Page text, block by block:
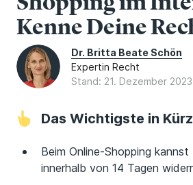
Kenne Deine
Dr. Britta Beate Schön
Expertin Recht
Stand: 21. Dezember 2023
Das Wichtigste in
Beim Online-Shopping
innerhalb von 14 Tagen